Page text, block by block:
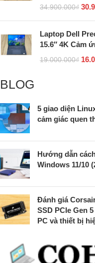
34.900.000₫
Laptop Dell
15.6″ 4K Cảm
19.000.000₫
BLOG
5 giao diện
cảm giác quen
Hướng dẫn
Windows 11/10
Đánh giá
SSD PCIe Gen
PC và thiết bị